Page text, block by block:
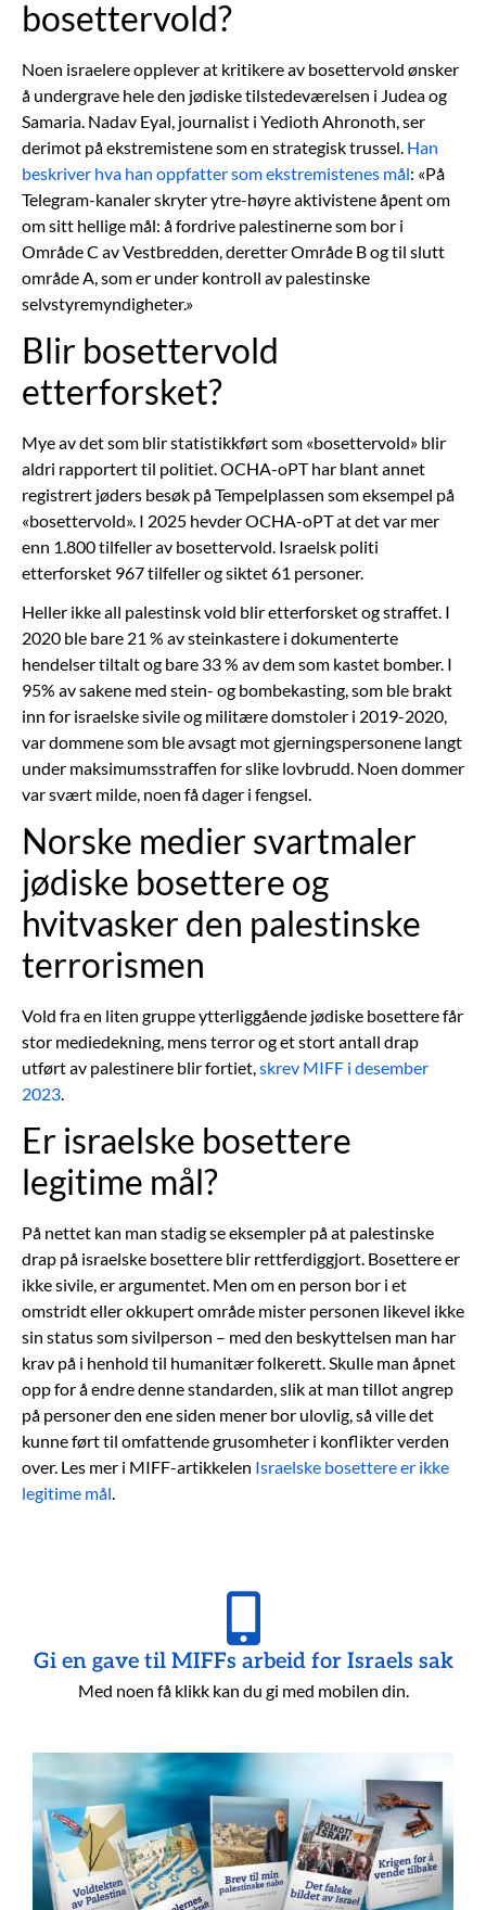
bosettervold?
Noen israelere opplever at kritikere av bosettervold ønsker
å undergrave hele den jødiske tilstedeværelsen i Judea og
Samaria. Nadav Eyal, journalist i Yedioth Ahronoth, ser
derimot på ekstremistene som en strategisk trussel. Han
beskriver hva han oppfatter som ekstremistenes mål: «På
Telegram-kanaler skryter ytre-høyre aktivistene åpent om
om sitt hellige mål: å fordrive palestinerne som bor i
Område C av Vestbredden, deretter Område B og til slutt
område A, som er under kontroll av palestinske
selvstyremyndigheter.»
Blir bosettervold
etterforsket?
Mye av det som blir statistikkført som «bosettervold» blir
aldri rapportert til politiet. OCHA-oPT har blant annet
registrert jøders besøk på Tempelplassen som eksempel på
«bosettervold». I 2025 hevder OCHA-oPT at det var mer
enn 1.800 tilfeller av bosettervold. Israelsk politi
etterforsket 967 tilfeller og siktet 61 personer.
Heller ikke all palestinsk vold blir etterforsket og straffet. I
2020 ble bare 21 % av steinkastere i dokumenterte
hendelser tiltalt og bare 33 % av dem som kastet bomber. I
95% av sakene med stein- og bombekasting, som ble brakt
inn for israelske sivile og militære domstoler i 2019-2020,
var dommene som ble avsagt mot gjerningspersonene langt
under maksimumsstraffen for slike lovbrudd. Noen dommer
var svært milde, noen få dager i fengsel.
Norske medier svartmaler
jødiske bosettere og
hvitvasker den palestinske
terrorismen
Vold fra en liten gruppe ytterliggående jødiske bosettere får
stor mediedekning, mens terror og et stort antall drap
utført av palestinere blir fortiet,skrev MIFF i desember
2023.
Er israelske bosettere
legitime mål?
På nettet kan man stadig se eksempler på at palestinske
drap på israelske bosettere blir rettferdiggjort. Bosettere er
ikke sivile, er argumentet. Men om en person bor i et
omstridt eller okkupert område mister personen likevel ikke
sin status som sivilperson – med den beskyttelsen man har
krav på i henhold til humanitær folkerett. Skulle man åpnet
opp for å endre denne standarden, slik at man tillot angrep
på personer den ene siden mener bor ulovlig, så ville det
kunne ført til omfattende grusomheter i konflikter verden
over. Les mer i MIFF-artikkelen Israelske bosettere er ikke
legitime mål.
Gi en gave til MIFFs arbeid for Israels sak
Med noen få klikk kan du gi med mobilen din.